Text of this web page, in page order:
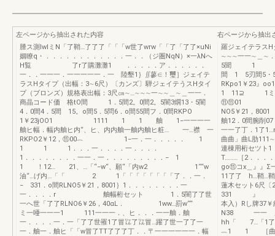
左ページから抽出された内容
謄ス測lwlミN「了鞘…了了了「「「w世了wrw「「了「了了×uNi
姻瞭q・．．．．．．．．．．．．一．．（ジ圏NqN）×一λNへ
H覧 了r了購灘灘1 ．．．．．ア．．．．．．
一．．一一一．一一一一一．一 陸墾1｝∬蓼∈！璽］ジェイテ
ラスHタイプ（出幅：3∼6尺）〔カンズ〕騨ジェイテうスHタイ
プ（ブロンズ）規格表出幅：3尺㎝∼…∼∼∼一∼∼＿∼＿一一．
商晶コード価 格tO間 1．5間2。0間2。5闇3燗13・5闇
4．0間4．5間 15。o間5．5問6．o間55間フ．0間RKPO
1￥23jOO1 1111 1 1 舳 1−一一一一
舳ヒ幅．幅内舳ヒ内“、ヒ、内内舳一舳内舳ヒ粧… 一…襟 一
RKPO2￥12，⑪00︷ 1−一．一．．．．． 1
1 1 1．．．一．．．．一．．．．
1．．．．．．．．一一．一．．．．．．．．．− 1
1 ！12… 21、…「“−w“、願“「内w2 1““w
油“…げ内…「「 2 1「「「「「「「「了．．一．
− 331．o間RLNO5￥21，8001｝1．．．．．．．．一
一．．．．r 舳幅桁セット 1．5闇了了世
一へ世「了了RLNO6￥26，40αL． 1ww…罰w““
ミ一唖一一一1 111一一一．、ヒ．．．一一舳．舳
一．．．．一．一「了了世罹1了冒㍑了㍑冒…躍了世一了了一
一．舳一．舳ヒ「「w冒了TT了了了丁．．〒一一一一一一．幅
右ページから抽出
羅ジェイテラス
∼∼∼一一∼＿
5聞 1 2護〕
間 1 5刃間5
RKpo1
1 11⊇ 1ミ 11
⑪⑪01
NO5￥21，
舳12．0間腕削
一一了丁．1了
曲曲」曲L肋
連棟用桁セツ
T………［2．．．
go⑪コx＿』
11了了 h…鞘
蓮木セット6尺
331 』 45
本入）Rし牌
N38 一一 」
hh「 7…「1了
︷1 1 ［曲舳曲